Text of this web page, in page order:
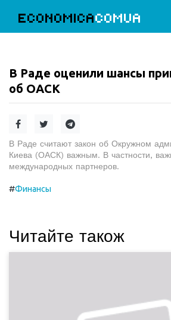
ECONOMICACOMUA
В Раде оценили шансы
об ОАСК
В Раде считают закон об Окружном
Киева (ОАСК) важным. В частности,
международных партнеров.
#Финансы
Читайте також